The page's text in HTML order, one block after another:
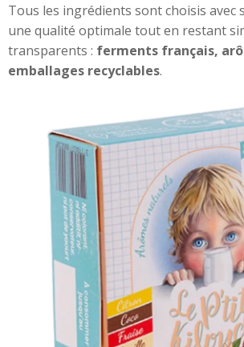
Tous les ingrédients sont choisis
une qualité optimale tout en restant
transparents : ferments français,
emballages recyclables.